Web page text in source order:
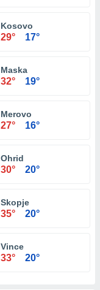
Kosovo
29° 17°
Maska
32° 19°
Merovo
27° 16°
Ohrid
30° 20°
Skopje
35° 20°
Vince
33° 20°